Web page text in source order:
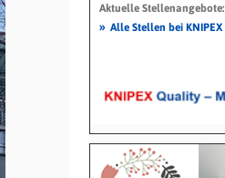
Aktuelle Stellenangebote:
» Alle Stellen bei KNIPEX